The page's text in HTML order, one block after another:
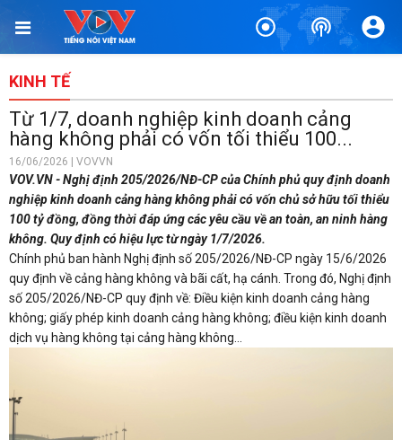
KINH TẾ
Từ 1/7, doanh nghiệp kinh doanh cảng
hàng không phải có vốn tối thiểu 100...
16/06/2026 | VOVVN
VOV.VN - Nghị định 205/2026/NĐ-CP của Chính phủ quy định doanh
nghiệp kinh doanh cảng hàng không phải có vốn chủ sở hữu tối thiểu
100 tỷ đồng, đồng thời đáp ứng các yêu cầu về an toàn, an ninh hàng
không. Quy định có hiệu lực từ ngày 1/7/2026.
Chính phủ ban hành Nghị định số 205/2026/NĐ-CP ngày 15/6/2026
quy định về cảng hàng không và bãi cất, hạ cánh. Trong đó, Nghị định
số 205/2026/NĐ-CP quy định về: Điều kiện kinh doanh cảng hàng
không; giấy phép kinh doanh cảng hàng không; điều kiện kinh doanh
dịch vụ hàng không tại cảng hàng không...